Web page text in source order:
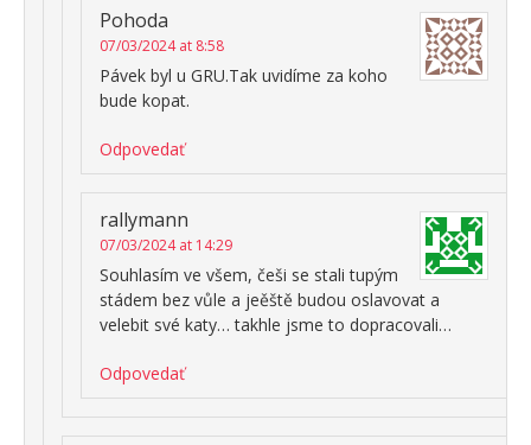
Pohoda
07/03/2024 at 8:58
Pávek byl u GRU.Tak uvidíme za koho
bude kopat.
Odpovedať
rallymann
07/03/2024 at 14:29
Souhlasím ve všem, češi se stali tupým
stádem bez vůle a jeěště budou oslavovat a
velebit své katy… takhle jsme to dopracovali…
Odpovedať